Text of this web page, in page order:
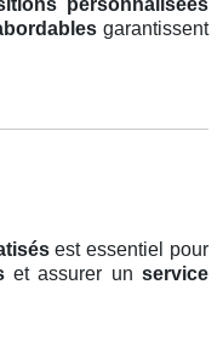
personnalisées
garantissent
est essentiel pour
et assurer unservice